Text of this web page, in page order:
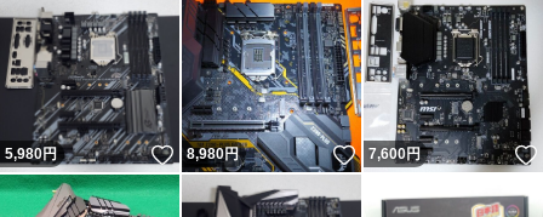
ールに添付）を落札者様に
お送りいたしますので、内容をご確認していただき、出品
物の送り先住所をメール（取引ナビ）で
お知らせください。また、2品以上落札されている場合も
お知らせください
（ご案内メールが届いていない場合もございますので、遅
5,980円 いいね！
8,980円 いいね！
7,600円